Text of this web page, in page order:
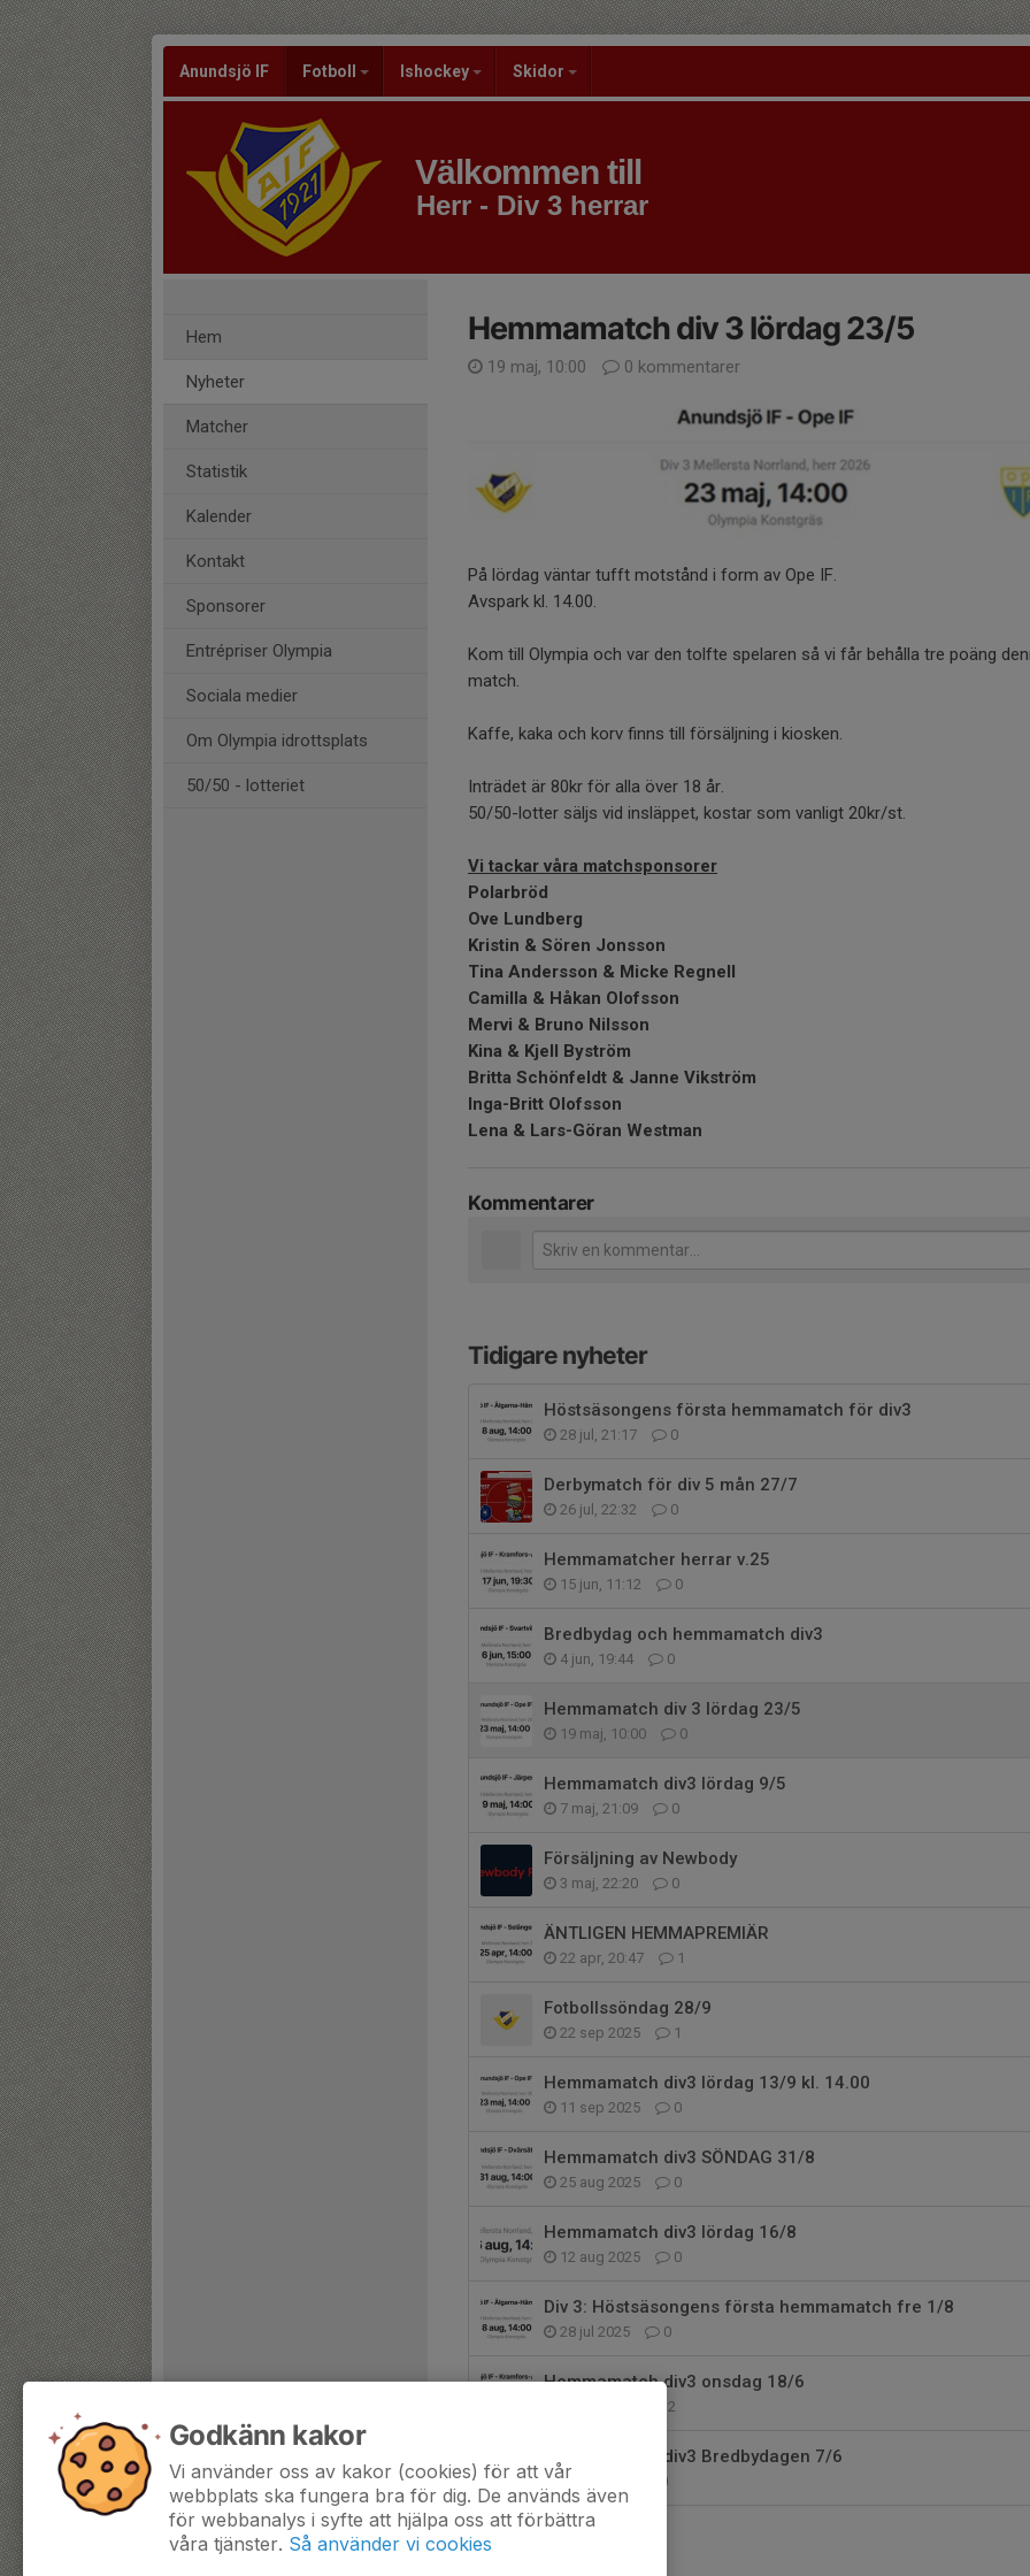
Anundsjö IF Fotboll Ishockey Skidor
Välkommen till
Herr - Div 3 herrar
Hem
Nyheter
Matcher
Statistik
Kalender
Kontakt
Sponsorer
Entrépriser Olympia
Sociala medier
Om Olympia idrottsplats
50/50 - lotteriet
Hemmamatch div 3 lördag 23/5
19 maj, 10:00 0 kommentarer
På lördag väntar tufft motstånd i form av Ope IF.
Avspark kl. 14.00.
Kom till Olympia och var den tolfte spelaren så vi får behålla tre poäng
match.
Kaffe, kaka och korv finns till försäljning i kiosken.
Inträdet är 80kr för alla över 18 år.
50/50-lotter säljs vid insläppet, kostar som vanligt 20kr/st.
Vi tackar våra matchsponsorer
Polarbröd
Ove Lundberg
Kristin & Sören Jonsson
Tina Andersson & Micke Regnell
Camilla & Håkan Olofsson
Mervi & Bruno Nilsson
Kina & Kjell Byström
Britta Schönfeldt & Janne Vikström
Inga-Britt Olofsson
Lena & Lars-Göran Westman
Kommentarer
Tidigare nyheter
Höstsäsongens första hemmamatch för div3
28 jul, 21:17 0
Derbymatch för div 5 mån 27/7
26 jul, 22:32 0
Hemmamatcher herrar v.25
15 jun, 11:12 0
Bredbydag och hemmamatch div3
4 jun, 19:44 0
Hemmamatch div 3 lördag 23/5
19 maj, 10:00 0
Hemmamatch div3 lördag 9/5
7 maj, 21:09 0
Försäljning av Newbody
3 maj, 22:20 0
ÄNTLIGEN HEMMAPREMIÄR
22 apr, 20:47 1
Fotbollssöndag 28/9
22 sep 2025 1
Hemmamatch div3 lördag 13/9 kl. 14.00
11 sep 2025 0
Hemmamatch div3 SÖNDAG 31/8
25 aug 2025 0
Hemmamatch div3 lördag 16/8
12 aug 2025 0
Div 3: Höstsäsongens första hemmamatch fre 1/8
28 jul 2025 0
Hemmamatch div3 onsdag 18/6
2
Hemmamatch div3 Bredbydagen 7/6
3 jun 2025 0
Godkänn kakor
Vi använder oss av kakor (cookies) för att vår
webbplats ska fungera bra för dig. De används även
för webbanalys i syfte att hjälpa oss att förbättra
våra tjänster. Så använder vi cookies